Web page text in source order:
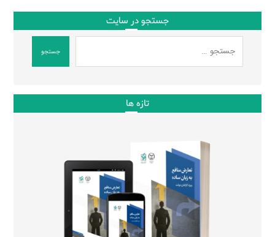
جستجو در سایت
جستجو
تازه ها